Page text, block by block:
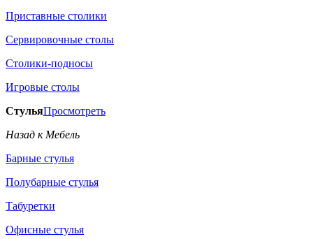
Приставные столики
Сервировочные столы
Столики-подносы
Игровые столы
СтульяПросмотреть
Назад к Мебель
Барные стулья
Полубарные стулья
Табуретки
Офисные стулья